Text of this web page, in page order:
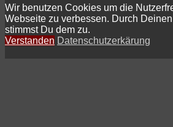
Wir benutzen Cookies um die
Webseite zu verbessen. Durch
stimmst Du dem zu.
Verstanden Datenschutzerkärung